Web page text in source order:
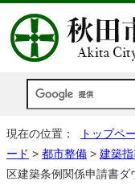
現在の位置： トップペ
ード > 都市整備 > 建築
区建築条例関係申請書ダ